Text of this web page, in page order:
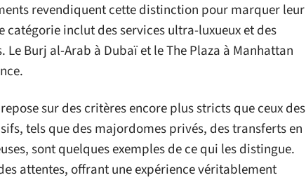
revendiquent cette distinction pour marquer leur
catégorie inclut des services ultra-luxueux et des
Burj al-Arab à Dubaï et le The Plaza à Manhattan
sur des critères encore plus stricts que ceux des
tels que des majordomes privés, des transferts en
sont quelques exemples de ce qui les distingue.
attentes, offrant une expérience véritablement